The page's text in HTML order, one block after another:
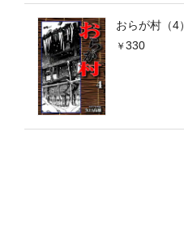
おらが村（4）
330